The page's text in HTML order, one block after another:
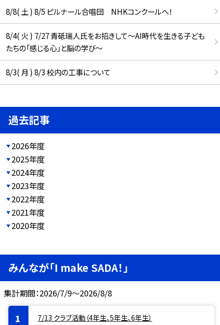
8/8( 土 ) 8/5 ピルナール合唱団 NHKコンクールへ！
8/4( 火 ) 7/27 青砥瑞人氏をお招きして〜AI時代を生きる子ども
たちの「感じる心」と脳の学び〜
8/3( 月 ) 8/3 校内の工事について
過去記事
2026年度
2025年度
2024年度
2023年度
2022年度
2021年度
2020年度
みんなが「I make SADA！」
集計期間：2026/7/9～2026/8/8
7/13 クラブ活動（4年生、5年生、6年生）